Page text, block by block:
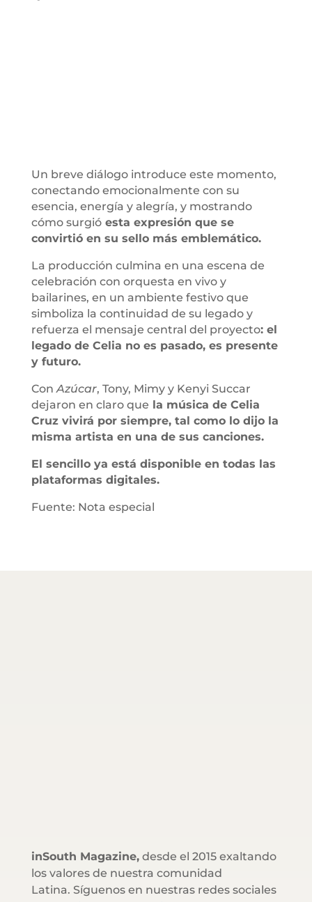
Un breve diálogo introduce este momento,
conectando emocionalmente con su
esencia, energía y alegría, y mostrando
cómo surgióesta expresión que se
convirtió en su sello más emblemático.
La producción culmina en una escena de
celebración con orquesta en vivo y
bailarines, en un ambiente festivo que
simboliza la continuidad de su legado y
refuerza el mensaje central del proyecto: el
legado de Celia no es pasado, es presente
y futuro.
Con Azúcar, Tony, Mimy y Kenyi Succar
dejaron en claro que la música de Celia
Cruz vivirá por siempre, tal como lo dijo la
misma artista en una de sus canciones.
El sencillo ya está disponible en todas las
plataformas digitales.
Fuente: Nota especial
inSouth Magazine,desde el 2015 exaltando
los valores de nuestra comunidad
Latina. Síguenos en nuestras redes sociales